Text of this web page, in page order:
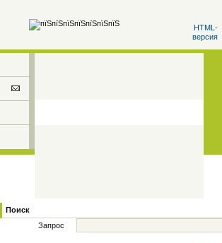
HTML-
версия
Поиск
Запрос